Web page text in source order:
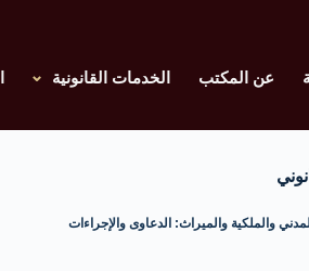
عن المكتب الخدمات القانونية
والملكية والميراث: الدعاوى والإجراءات